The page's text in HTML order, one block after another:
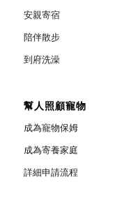
安親寄宿
陪伴散步
到府洗澡
幫人照顧寵物
成為寵物保姆
成為寄養家庭
詳細申請流程